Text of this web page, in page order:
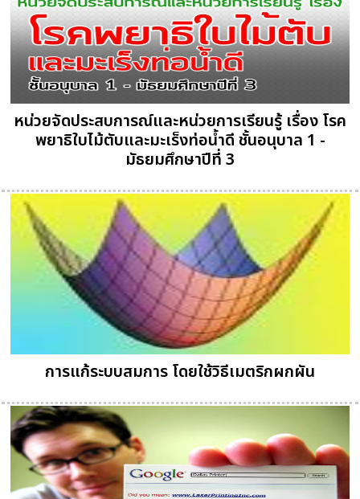
หน่วยจัดประสบการณ์และหน่วยการเรียนรู้ เรื่อง โรค
พยาธิใบไม้ตับและมะเร็งท่อน้ำดี ชั้นอนุบาล 1 -
มัธยมศึกษาปีที่ 3
การแก้ระบบสมการ โดยใช้วิธีเมตริกผกผัน